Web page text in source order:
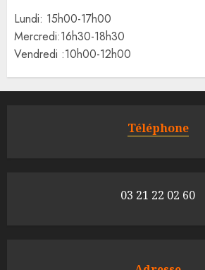
Lundi: 15h00-17h00
Mercredi:16h30-18h30
Vendredi :10h00-12h00
Téléphone
03 21 22 02 60